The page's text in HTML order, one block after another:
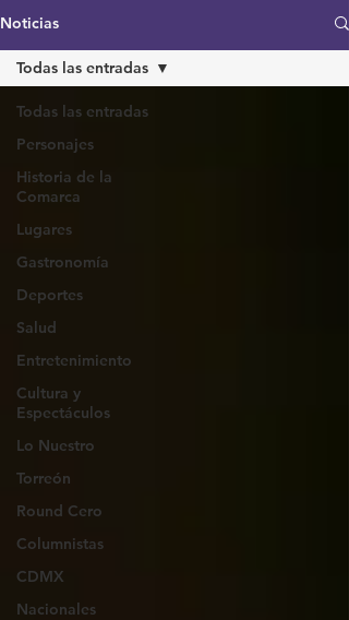
Noticias
Todas las entradas
Personajes
Historia de la
Comarca
Lugares
Gastronomía
Deportes
Salud
Entretenimiento
Cultura y
Espectáculos
Lo Nuestro
Torreón
Round Cero
Columnistas
CDMX
Nacionales
Todas las entradas